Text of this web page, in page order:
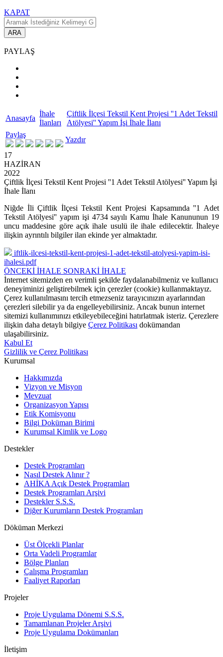
KAPAT
ARA
PAYLAŞ
Anasayfa
İhale
İlanları
Çiftlik İlçesi Tekstil Kent Projesi ''1 Adet Tekstil
Atölyesi'' Yapım İşi İhale İlanı
Paylaş
Yazdır
17
HAZİRAN
2022
Çiftlik İlçesi Tekstil Kent Projesi ''1 Adet Tekstil Atölyesi'' Yapım İşi
İhale İlanı
Niğde İli Çiftlik İlçesi Tekstil Kent Projesi Kapsamında ''1 Adet
Tekstil Atölyesi'' yapım işi 4734 sayılı Kamu İhale Kanununun 19
uncu maddesine göre açık ihale usulü ile ihale edilecektir. İhaleye
ilişkin ayrıntılı bilgiler ilan ekinde yer almaktadır.
iftlik-ilcesi-tekstil-kent-projesi-1-adet-tekstil-atolyesi-yapim-isi-
ihalesi.pdf
ÖNCEKİ İHALE SONRAKİ İHALE
İnternet sitemizden en verimli şekilde faydalanabilmeniz ve kullanıcı
deneyiminizi geliştirebilmek için çerezler (cookie) kullanmaktayız.
Çerez kullanılmasını tercih etmezseniz tarayıcınızın ayarlarından
çerezleri silebilir ya da engelleyebilirsiniz. Ancak bunun internet
sitemizi kullanımınızı etkileyebileceğini hatırlatmak isteriz. Çerezlere
ilişkin daha detaylı bilgiye Çerez Politikası dokümandan
ulaşabilirsiniz.
Kabul Et
Gizlilik ve Çerez Politikası
Kurumsal
Hakkımızda
Vizyon ve Misyon
Mevzuat
Organizasyon Yapısı
Etik Komisyonu
Bilgi Doküman Birimi
Kurumsal Kimlik ve Logo
Destekler
Destek Programları
Nasıl Destek Alınır ?
AHİKA Açık Destek Programları
Destek Programları Arşivi
Destekler S.S.S.
Diğer Kurumların Destek Programları
Döküman Merkezi
Üst Ölçekli Planlar
Orta Vadeli Programlar
Bölge Planları
Çalışma Programları
Faaliyet Raporları
Projeler
Proje Uygulama Dönemi S.S.S.
Tamamlanan Projeler Arşivi
Proje Uygulama Dokümanları
İletişim